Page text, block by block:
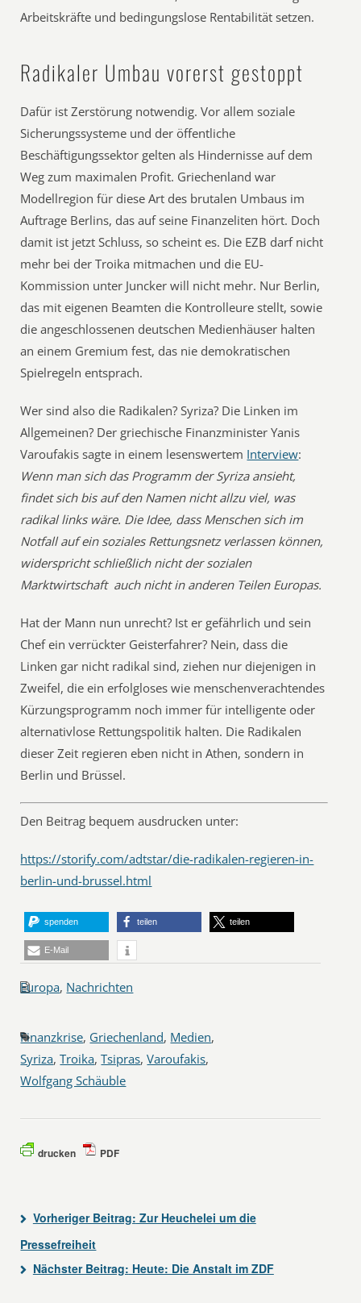
Arbeitskräfte und bedingungslose Rentabilität setzen.
Radikaler Umbau vorerst gestoppt
Dafür ist Zerstörung notwendig. Vor allem soziale
Sicherungssysteme und der öffentliche
Beschäftigungssektor gelten als Hindernisse auf dem
Weg zum maximalen Profit. Griechenland war
Modellregion für diese Art des brutalen Umbaus im
Auftrage Berlins, das auf seine Finanzeliten hört. Doch
damit ist jetzt Schluss, so scheint es. Die EZB darf nicht
mehr bei der Troika mitmachen und die EU-
Kommission unter Juncker will nicht mehr. Nur Berlin,
das mit eigenen Beamten die Kontrolleure stellt, sowie
die angeschlossenen deutschen Medienhäuser halten
an einem Gremium fest, das nie demokratischen
Spielregeln entsprach.
Wer sind also die Radikalen? Syriza? Die Linken im
Allgemeinen? Der griechische Finanzminister Yanis
Varoufakis sagte in einem lesenswertem Interview:
Wenn man sich das Programm der Syriza ansieht,
findet sich bis auf den Namen nicht allzu viel, was
radikal links wäre. Die Idee, dass Menschen sich im
Notfall auf ein soziales Rettungsnetz verlassen können,
widerspricht schließlich nicht der sozialen
Marktwirtschaft  auch nicht in anderen Teilen Europas.
Hat der Mann nun unrecht? Ist er gefährlich und sein
Chef ein verrückter Geisterfahrer? Nein, dass die
Linken gar nicht radikal sind, ziehen nur diejenigen in
Zweifel, die ein erfolgloses wie menschenverachtendes
Kürzungsprogramm noch immer für intelligente oder
alternativlose Rettungspolitik halten. Die Radikalen
dieser Zeit regieren eben nicht in Athen, sondern in
Berlin und Brüssel.
Den Beitrag bequem ausdrucken unter:
https://storify.com/adtstar/die-radikalen-regieren-in-
berlin-und-brussel.html
spenden teilen teilen
E-Mail
Europa, Nachrichten
Finanzkrise, Griechenland, Medien,
Syriza,Troika,Tsipras,Varoufakis,
Wolfgang Schäuble
drucken PDF
Vorheriger Beitrag: Zur Heuchelei um die
Pressefreiheit
Nächster Beitrag: Heute: Die Anstalt im ZDF